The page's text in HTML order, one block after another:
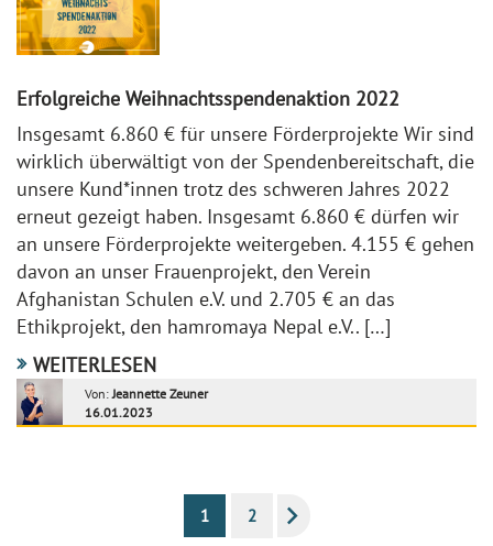
Erfolgreiche Weihnachtsspendenaktion 2022
Insgesamt 6.860 € für unsere Förderprojekte Wir sind
wirklich überwältigt von der Spendenbereitschaft, die
unsere Kund*innen trotz des schweren Jahres 2022
erneut gezeigt haben. Insgesamt 6.860 € dürfen wir
an unsere Förderprojekte weitergeben. 4.155 € gehen
davon an unser Frauenprojekt, den Verein
Afghanistan Schulen e.V. und 2.705 € an das
Ethikprojekt, den hamromaya Nepal e.V.. […]
WEITERLESEN
Von: Jeannette Zeuner
16.01.2023
1 2